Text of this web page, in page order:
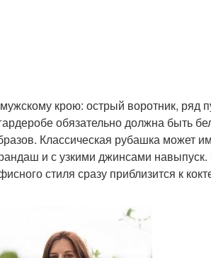
крою: острый воротник, ряд
обязательно должна быть
Классическая рубашка может
и с узкими джинсами навыпуск.
стиля сразу приблизится к